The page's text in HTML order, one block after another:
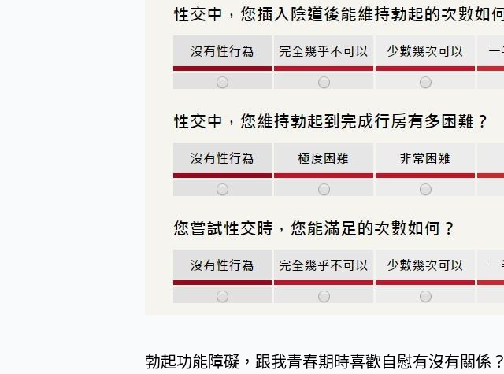
勃起功能障礙，跟我青春期時喜歡自慰有沒有關係？